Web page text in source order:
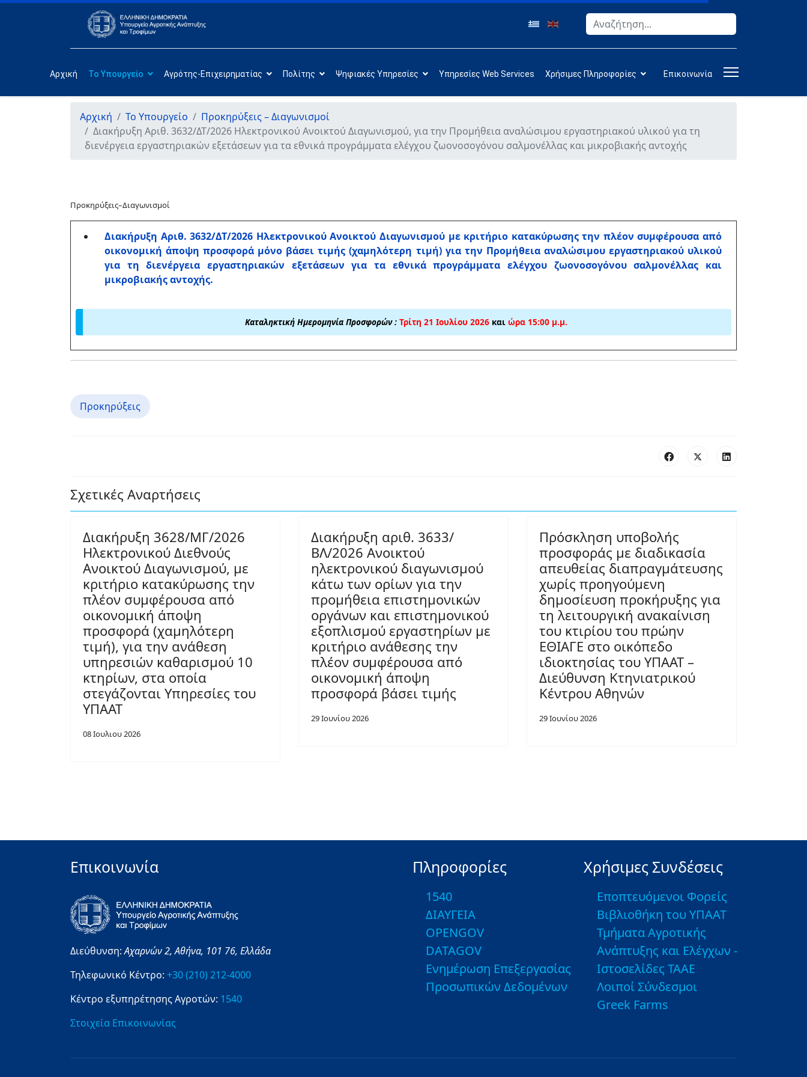
Αναζήτηση
Αρχική Το Υπουργείο Αγρότης-Επιχειρηματίας Πολίτης Ψηφιακές Υπηρεσίες Υπηρεσίες Web Services Χρήσιμες Πληροφορίες Επικοινωνία
Αρχική Το Υπουργείο
Προκηρύξεις – Διαγωνισμοί
Διακήρυξη Αριθ. 3632/ΔΤ/2026 Ηλεκτρονικού Ανοικτού Διαγωνισμού, για την Προμήθεια αναλώσιμου εργαστηριακού υλικού για τη
διενέργεια εργαστηριακών εξετάσεων για τα εθνικά προγράμματα ελέγχου ζωονοσογόνου σαλμονέλλας και μικροβιακής αντοχής
Προκηρύξεις–Διαγωνισμοί
Διακήρυξη Αριθ. 3632/ΔΤ/2026 Ηλεκτρονικού Ανοικτού Διαγωνισμού με κριτήριο κατακύρωσης την πλέον συμφέρουσα από
οικονομική άποψη προσφορά μόνο βάσει τιμής (χαμηλότερη τιμή) για την Προμήθεια αναλώσιμου εργαστηριακού υλικού
για τη διενέργεια εργαστηριακών εξετάσεων για τα εθνικά προγράμματα ελέγχου ζωονοσογόνου σαλμονέλλας και
μικροβιακής αντοχής.
Καταληκτική Ημερομηνία Προσφορών : Τρίτη 21 Ιουλίου 2026 καιώρα 15:00 μ.μ.
Προκηρύξεις
Σχετικές Αναρτήσεις
Διακήρυξη 3628/ΜΓ/2026
Ηλεκτρονικού Διεθνούς
Ανοικτού Διαγωνισμού, με
κριτήριο κατακύρωσης την
πλέον συμφέρουσα από
οικονομική άποψη
προσφορά (χαμηλότερη
τιμή), για την ανάθεση
υπηρεσιών καθαρισμού 10
κτηρίων, στα οποία
στεγάζονται Υπηρεσίες του
ΥΠΑΑΤ
08 Ιουλιου 2026
Διακήρυξη αριθ. 3633/
ΒΛ/2026 Ανοικτού
ηλεκτρονικού διαγωνισμού
κάτω των ορίων για την
προμήθεια επιστημονικών
οργάνων και επιστημονικού
εξοπλισμού εργαστηρίων με
κριτήριο ανάθεσης την
πλέον συμφέρουσα από
οικονομική άποψη
προσφορά βάσει τιμής
29 Ιουνίου 2026
Πρόσκληση υποβολής
προσφοράς με διαδικασία
απευθείας διαπραγμάτευσης
χωρίς προηγούμενη
δημοσίευση προκήρυξης για
τη λειτουργική ανακαίνιση
του κτιρίου του πρώην
ΕΘΙΑΓΕ στο οικόπεδο
ιδιοκτησίας του ΥΠΑΑΤ –
Διεύθυνση Κτηνιατρικού
Κέντρου Αθηνών
29 Ιουνίου 2026
Επικοινωνία
Διεύθυνση:Αχαρνών 2,Αθήνα, 101 76, Ελλάδα
Τηλεφωνικό Κέντρο: +30 (210) 212-4000
Κέντρο εξυπηρέτησης Αγροτών: 1540
Στοιχεία Επικοινωνίας
Πληροφορίες
1540
ΔΙΑΥΓΕΙΑ
OPENGOV
DATAGOV
Ενημέρωση Επεξεργασίας
Προσωπικών Δεδομένων
Χρήσιμες Συνδέσεις
Εποπτευόμενοι Φορείς
Βιβλιοθήκη του ΥΠΑΑΤ
Τμήματα Αγροτικής
Ανάπτυξης και Ελέγχων -
Ιστοσελίδες ΤΑΑΕ
Λοιποί Σύνδεσμοι
Greek Farms